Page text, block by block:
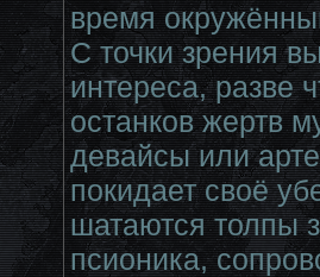
время
С точки зрения
интереса, разве
останков жертв
девайсы или
покидает своё
шатаются толпы
псионика,